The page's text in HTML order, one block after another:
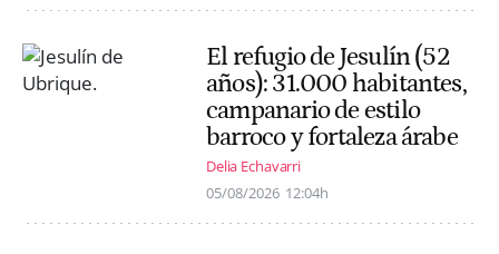
El refugio de Jesulín (52
años): 31.000 habitantes,
campanario de estilo
barroco y fortaleza árabe
Delia Echavarri
05/08/2026 12:04h